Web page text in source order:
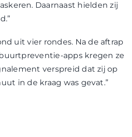
Daarnaast hielden zij
uit vier rondes. Na de aftrap
apps kregen ze
verspreid dat zij op
in de kraag was gevat.”